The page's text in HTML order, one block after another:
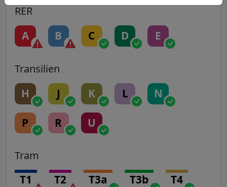
RER
A B C D E
Transilien
H J K L N
P R U
Tram
T1 T2 T3a T3b T4